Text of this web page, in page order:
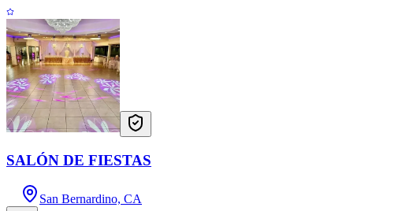
SALÓN DE FIESTAS
San Bernardino, CA